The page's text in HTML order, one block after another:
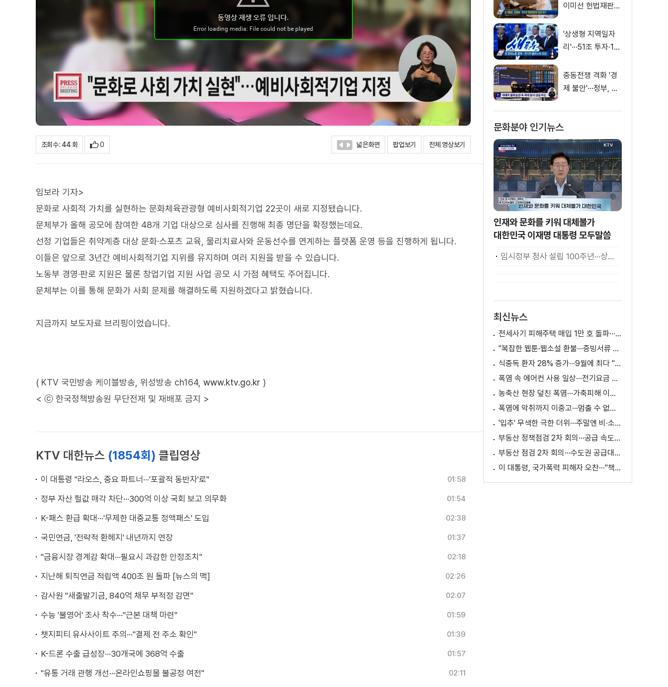
조회수 : 44 회 0 넓은화면 팝업보기 전체 영상보기
임보라 기자>
문화로 사회적 가치를 실현하는 문화체육관광형 예비사회적기업 22곳이 새로 지정됐습니다.
문체부가 올해 공모에 참여한 48개 기업 대상으로 심사를 진행해 최종 명단을 확정했는데요.
선정 기업들은 취약계층 대상 문화·스포츠 교육, 물리치료사와 운동선수를 연계하는 플랫폼 운영 등을 진행하게 됩니다.
이들은 앞으로 3년간 예비사회적기업 지위를 유지하며 여러 지원을 받을 수 있습니다.
노동부 경영·판로 지원은 물론 창업기업 지원 사업 공모 시 가점 혜택도 주어집니다.
문체부는 이를 통해 문화가 사회 문제를 해결하도록 지원하겠다고 밝혔습니다.
지금까지 보도자료 브리핑이었습니다.
( KTV 국민방송 케이블방송, 위성방송 ch164, www.ktv.go.kr )
< ⓒ 한국정책방송원 무단전재 및 재배포 금지 >
KTV 대한뉴스 (1854회) 클립영상
이 대통령 "라오스, 중요 파트너···'포괄적 동반자'로" 01:58
정부 자산 헐값 매각 차단···300억 이상 국회 보고 의무화 01:54
K-패스 환급 확대···'무제한 대중교통 정액패스' 도입 02:38
국민연금, '전략적 환헤지' 내년까지 연장 01:37
"금융시장 경계감 확대···필요시 과감한 안정조치" 02:18
지난해 퇴직연금 적립액 400조 원 돌파 [뉴스의 맥] 02:26
감사원 "새출발기금, 840억 채무 부적정 감면" 02:07
수능 '불영어' 조사 착수···"근본 대책 마련" 01:59
챗지피티 유사사이트 주의···"결제 전 주소 확인" 01:39
K-드론 수출 급성장···30개국에 368억 수출 01:57
"유통 거래 관행 개선···온라인쇼핑몰 불공정 여전" 02:11
이미선 헌법재판관
'상생형 지역일자
리'···51조 투자·13
중동전쟁 격화 '경
제 불안'···정부, 금
소화
문화분야 인기뉴스
인재와 문화를 키워 대체불가
대한민국 이재명 대통령 모두말씀
임시정부 청사 설립 100주년···상하이서 만난 K-컬처! [세계 속 한국]
최신뉴스
전세사기 피해주택 매입 1만 호 돌파···피해 지원 속도
"복잡한 웹툰·웹소설 환불···증빙서류 요구까지"
식중독 환자 28% 증가···9월에 최다 "입추 방심 금물"
폭염 속 에어컨 사용 일상···전기요금 줄이려면?
농축산 현장 덮친 폭염···가축피해 이틀 새 28만 마리↑
폭염에 악취까지 이중고···멈출 수 없는 필수노동
'입추' 무색한 극한 더위···주말엔 비·소나기
부동산 정책점검 2차 회의···공급 속도전 본격화하나
부동산 점검 2차 회의···수도권 공급대책 논의
이 대통령, 국가폭력 피해자 오찬···"책임지고 치유"